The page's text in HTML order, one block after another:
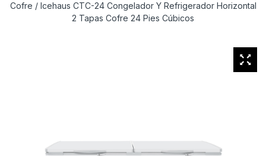
Cofre / Icehaus CTC-24 Congelador Y Refrigerador Horizontal
2 Tapas Cofre 24 Pies Cúbicos